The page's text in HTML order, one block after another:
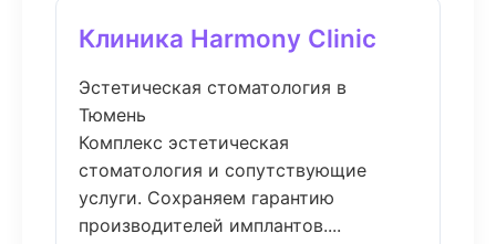
Клиника Harmony Clinic
Эстетическая стоматология в
Тюмень
Комплекс эстетическая
стоматология и сопутствующие
услуги. Сохраняем гарантию
производителей имплантов....